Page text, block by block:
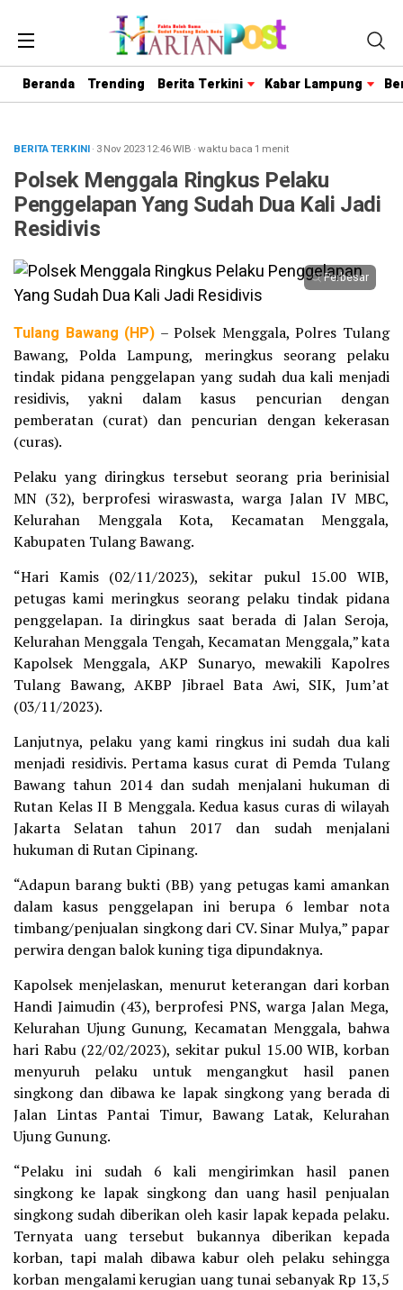
Beranda Trending Berita Terkini Kabar Lampung
BERITA TERKINI· 3 Nov 202312:46WIB ·waktu baca 1 menit
Polsek Menggala Ringkus Pelaku
Penggelapan Yang Sudah Dua Kali Jadi
Residivis
Perbesar
Tulang Bawang (HP) – Polsek Menggala, Polres Tulang
Bawang, Polda Lampung, meringkus seorang pelaku
tindak pidana penggelapan yang sudah dua kali menjadi
residivis, yakni dalam kasus pencurian dengan
pemberatan (curat) dan pencurian dengan kekerasan
(curas).
Pelaku yang diringkus tersebut seorang pria berinisial
MN (32), berprofesi wiraswasta, warga Jalan IV MBC,
Kelurahan Menggala Kota, Kecamatan Menggala,
Kabupaten Tulang Bawang.
“Hari Kamis (02/11/2023), sekitar pukul 15.00 WIB,
petugas kami meringkus seorang pelaku tindak pidana
penggelapan. Ia diringkus saat berada di Jalan Seroja,
Kelurahan Menggala Tengah, Kecamatan Menggala,” kata
Kapolsek Menggala, AKP Sunaryo, mewakili Kapolres
Tulang Bawang, AKBP Jibrael Bata Awi, SIK, Jum’at
(03/11/2023).
Lanjutnya, pelaku yang kami ringkus ini sudah dua kali
menjadi residivis. Pertama kasus curat di Pemda Tulang
Bawang tahun 2014 dan sudah menjalani hukuman di
Rutan Kelas II B Menggala. Kedua kasus curas di wilayah
Jakarta Selatan tahun 2017 dan sudah menjalani
hukuman di Rutan Cipinang.
“Adapun barang bukti (BB) yang petugas kami amankan
dalam kasus penggelapan ini berupa 6 lembar nota
timbang/penjualan singkong dari CV. Sinar Mulya,” papar
perwira dengan balok kuning tiga dipundaknya.
Kapolsek menjelaskan, menurut keterangan dari korban
Handi Jaimudin (43), berprofesi PNS, warga Jalan Mega,
Kelurahan Ujung Gunung, Kecamatan Menggala, bahwa
hari Rabu (22/02/2023), sekitar pukul 15.00 WIB, korban
menyuruh pelaku untuk mengangkut hasil panen
singkong dan dibawa ke lapak singkong yang berada di
Jalan Lintas Pantai Timur, Bawang Latak, Kelurahan
Ujung Gunung.
“Pelaku ini sudah 6 kali mengirimkan hasil panen
singkong ke lapak singkong dan uang hasil penjualan
singkong sudah diberikan oleh kasir lapak kepada pelaku.
Ternyata uang tersebut bukannya diberikan kepada
korban, tapi malah dibawa kabur oleh pelaku sehingga
korban mengalami kerugian uang tunai sebanyak Rp 13,5